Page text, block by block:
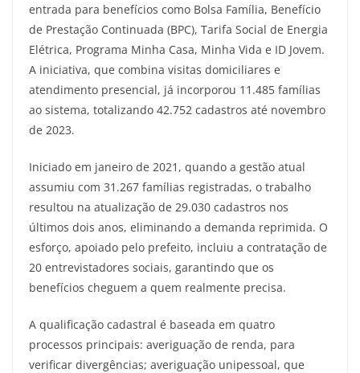
entrada para benefícios como Bolsa Família, Benefício
de Prestação Continuada (BPC), Tarifa Social de Energia
Elétrica, Programa Minha Casa, Minha Vida e ID Jovem.
A iniciativa, que combina visitas domiciliares e
atendimento presencial, já incorporou 11.485 famílias
ao sistema, totalizando 42.752 cadastros até novembro
de 2023.
Iniciado em janeiro de 2021, quando a gestão atual
assumiu com 31.267 famílias registradas, o trabalho
resultou na atualização de 29.030 cadastros nos
últimos dois anos, eliminando a demanda reprimida. O
esforço, apoiado pelo prefeito, incluiu a contratação de
20 entrevistadores sociais, garantindo que os
benefícios cheguem a quem realmente precisa.
A qualificação cadastral é baseada em quatro
processos principais: averiguação de renda, para
verificar divergências; averiguação unipessoal, que